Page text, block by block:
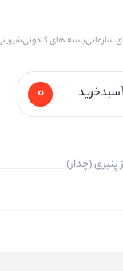
سازمانیبسته های کادوئی
سبدخرید 0
(چدار)